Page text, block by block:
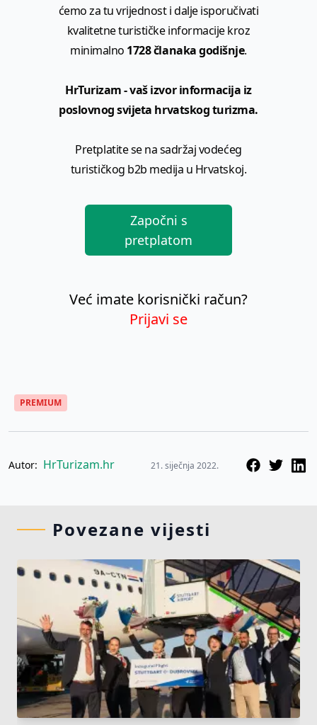
ćemo za tu vrijednost i dalje isporučivati
kvalitetne turističke informacije kroz
minimalno 1728 članaka godišnje.
HrTurizam - vaš izvor informacija iz
poslovnog svijeta hrvatskog turizma.
Pretplatite se na sadržaj vodećeg
turističkog b2b medija u Hrvatskoj.
Započni s
pretplatom
Već imate korisnički račun?
Prijavi se
PREMIUM
Autor: HrTurizam.hr 21. siječnja 2022.
Povezane vijesti